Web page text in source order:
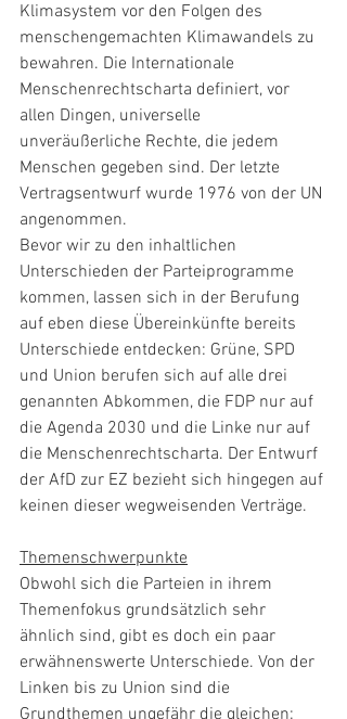
Klimasystem vor den Folgen des
menschengemachten Klimawandels zu
bewahren. Die Internationale
Menschenrechtscharta definiert, vor
allen Dingen, universelle
unveräußerliche Rechte, die jedem
Menschen gegeben sind. Der letzte
Vertragsentwurf wurde 1976 von der UN
angenommen.
Bevor wir zu den inhaltlichen
Unterschieden der Parteiprogramme
kommen, lassen sich in der Berufung
auf eben diese Übereinkünfte bereits
Unterschiede entdecken: Grüne, SPD
und Union berufen sich auf alle drei
genannten Abkommen, die FDP nur auf
die Agenda 2030 und die Linke nur auf
die Menschenrechtscharta. Der Entwurf
der AfD zur EZ bezieht sich hingegen auf
keinen dieser wegweisenden Verträge.
Themenschwerpunkte
Obwohl sich die Parteien in ihrem
Themenfokus grundsätzlich sehr
ähnlich sind, gibt es doch ein paar
erwähnenswerte Unterschiede. Von der
Linken bis zu Union sind die
Grundthemen ungefähr die gleichen: